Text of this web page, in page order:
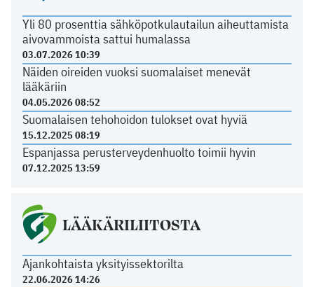
Yli 80 prosenttia sähköpotkulautailun aiheuttamista
aivovammoista sattui humalassa
03.07.2026 10:39
Näiden oireiden vuoksi suomalaiset menevät
lääkäriin
04.05.2026 08:52
Suomalaisen tehohoidon tulokset ovat hyviä
15.12.2025 08:19
Espanjassa perusterveydenhuolto toimii hyvin
07.12.2025 13:59
LÄÄKÄRILIITOSTA
Ajankohtaista yksityissektorilta
22.06.2026 14:26